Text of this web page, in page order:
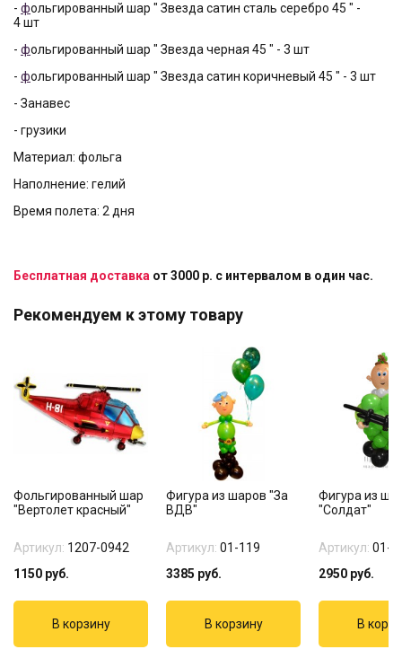
- фольгированный шар " Звезда сатин сталь серебро 45 " -
4 шт
- фольгированный шар " Звезда черная 45 " - 3 шт
- фольгированный шар " Звезда сатин коричневый 45 " - 3 шт
- Занавес
- грузики
Материал: фольга
Наполнение: гелий
Время полета: 2 дня
Бесплатная доставка от 3000 р. с интервалом в один час.
Рекомендуем к этому товару
Фольгированный шар
"Вертолет красный"
Артикул: 1207-0942
1150 руб.
Фигура из шаров "За
ВДВ"
Артикул: 01-119
3385 руб.
Фигура из
"Солдат"
Артикул: 01-
2950 руб.